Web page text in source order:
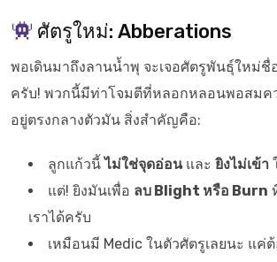
ศัตรูใหม่: Abberations
พอเดินมาถึงลานน้ำพุ จะเจอศัตรูพันธุ์ใหม่ชื่
ครับ! พวกนี้มีท่าโจมตีที่หลอกหลอนพอสมค
อยู่ตรงกลางตัวมัน สิ่งสำคัญคือ:
ลูกแก้วนี้ไม่ใช่จุดอ่อนและ ยิงไม่เข้า
แต่! ยิงมันเพื่อ ลบ Blight หรือ Burn
เราได้ครับ
เหมือนมี Medic ในตัวศัตรูเลยนะ แค่